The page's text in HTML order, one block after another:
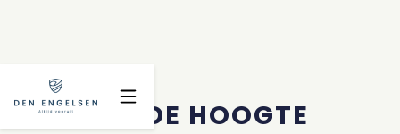
BLIJF OP DE HOOGTE